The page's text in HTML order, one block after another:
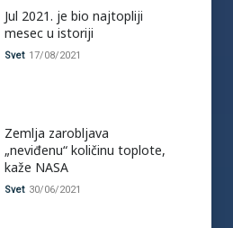
Jul 2021. je bio najtopliji
mesec u istoriji
Svet 17/08/2021
Zemlja zarobljava
„neviđenu“ količinu toplote,
kaže NASA
Svet 30/06/2021